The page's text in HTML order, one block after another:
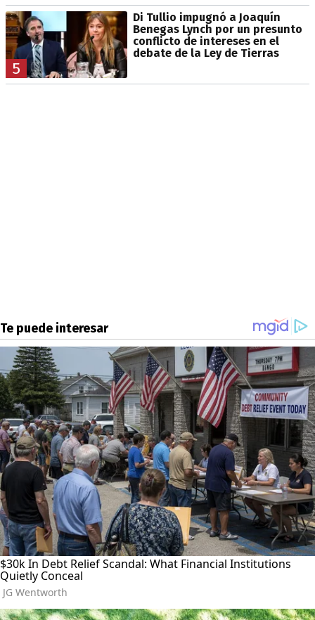
5
Di Tullio impugnó a Joaquín
Benegas Lynch por un presunto
conflicto de intereses en el
debate de la Ley de Tierras